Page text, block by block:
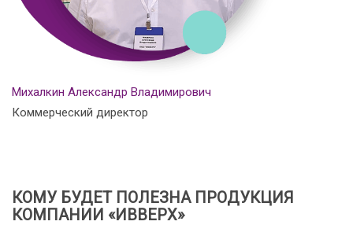
Михалкин Александр Владимирович
Коммерческий директор
КОМУ БУДЕТ ПОЛЕЗНА ПРОДУКЦИЯ
КОМПАНИИ «ИВВЕРХ»